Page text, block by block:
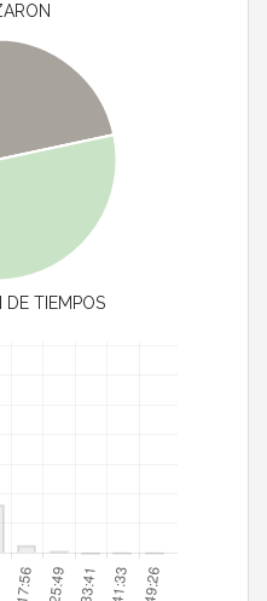
DE TIEMPOS